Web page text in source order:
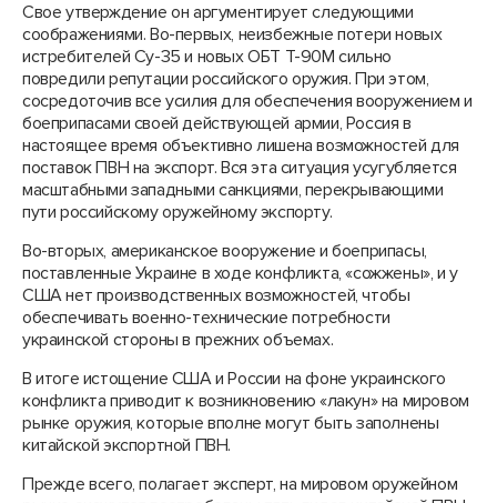
Свое утверждение он аргументирует следующими
соображениями. Во-первых, неизбежные потери новых
истребителей Су-35 и новых ОБТ Т-90М сильно
повредили репутации российского оружия. При этом,
сосредоточив все усилия для обеспечения вооружением и
боеприпасами своей действующей армии, Россия в
настоящее время объективно лишена возможностей для
поставок ПВН на экспорт. Вся эта ситуация усугубляется
масштабными западными санкциями, перекрывающими
пути российскому оружейному экспорту.
Во-вторых, американское вооружение и боеприпасы,
поставленные Украине в ходе конфликта, «сожжены», и у
США нет производственных возможностей, чтобы
обеспечивать военно-технические потребности
украинской стороны в прежних объемах.
В итоге истощение США и России на фоне украинского
конфликта приводит к возникновению «лакун» на мировом
рынке оружия, которые вполне могут быть заполнены
китайской экспортной ПВН.
Прежде всего, полагает эксперт, на мировом оружейном